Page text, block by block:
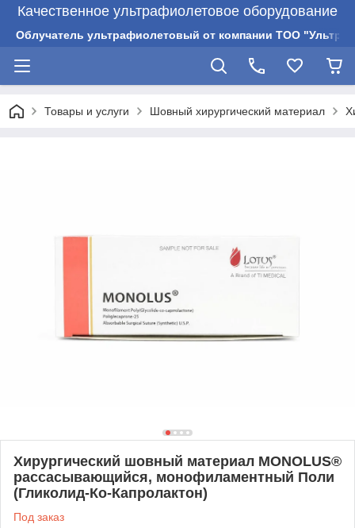
Качественное ультрафиолетовое оборудование
Облучатель ультрафиолетовый от компании ТОО
Товары и услуги Шовный хирургический материал
Хирургический шовный материал MONOLUS®
рассасывающийся, монофиламентный Поли
(Гликолид-Ко-Капролактон)
Под заказ